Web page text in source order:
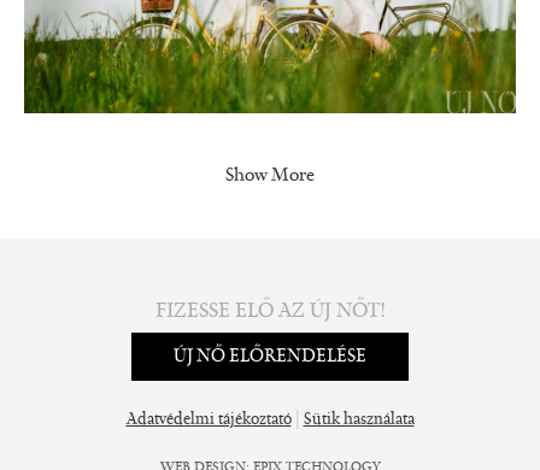
Show More
FIZESSE ELŐ AZ ÚJ NŐT!
ÚJ NŐ ELŐRENDELÉSE
Adatvédelmi tájékoztató| Sütik használata